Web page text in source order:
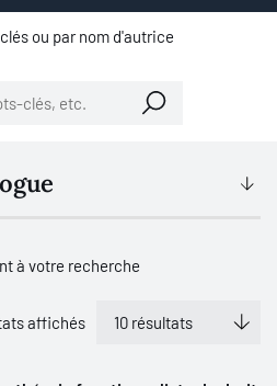
ou par nom d'autrice
à votre recherche
affichés